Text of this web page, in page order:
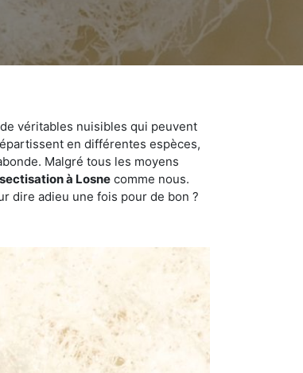
véritables nuisibles qui peuvent
en différentes espèces,
Malgré tous les moyens
à Losne comme nous.
dire adieu une fois pour de bon ?